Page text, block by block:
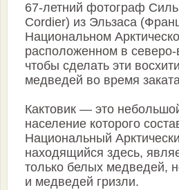
67-летний фотограф
Cordier) из Эльзаса
Национальном
расположенном в северо-
чтобы сделать эти
медведей во время
Кактовик — это
население которого
Национальный
находящийся здесь,
только белых медведей,
и медведей гризли.